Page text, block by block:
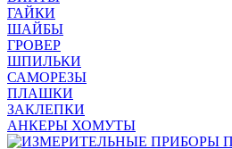
ГАЙКИ
ШАЙБЫ
ГРОВЕР
ШПИЛЬКИ
САМОРЕЗЫ
ПЛАШКИ
ЗАКЛЕПКИ
АНКЕРЫ ХОМУТЫ